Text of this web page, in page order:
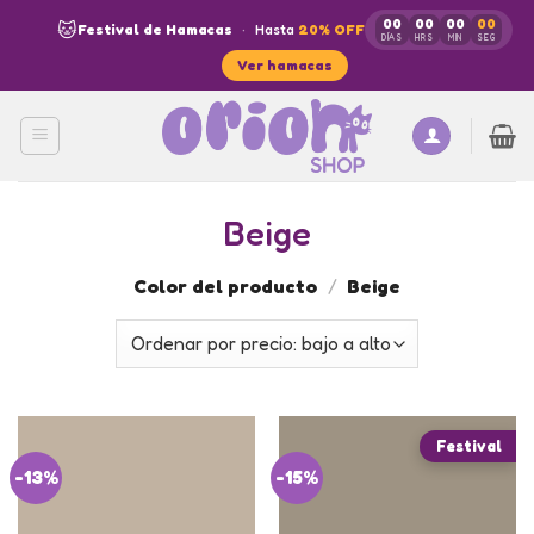
🐱Festival de Hamacas · Hasta 20% OFF 00
DÍAS
00
HRS
00
MIN
00
SEG
Ver hamacas
Beige
Color del producto / Beige
-13% -15%